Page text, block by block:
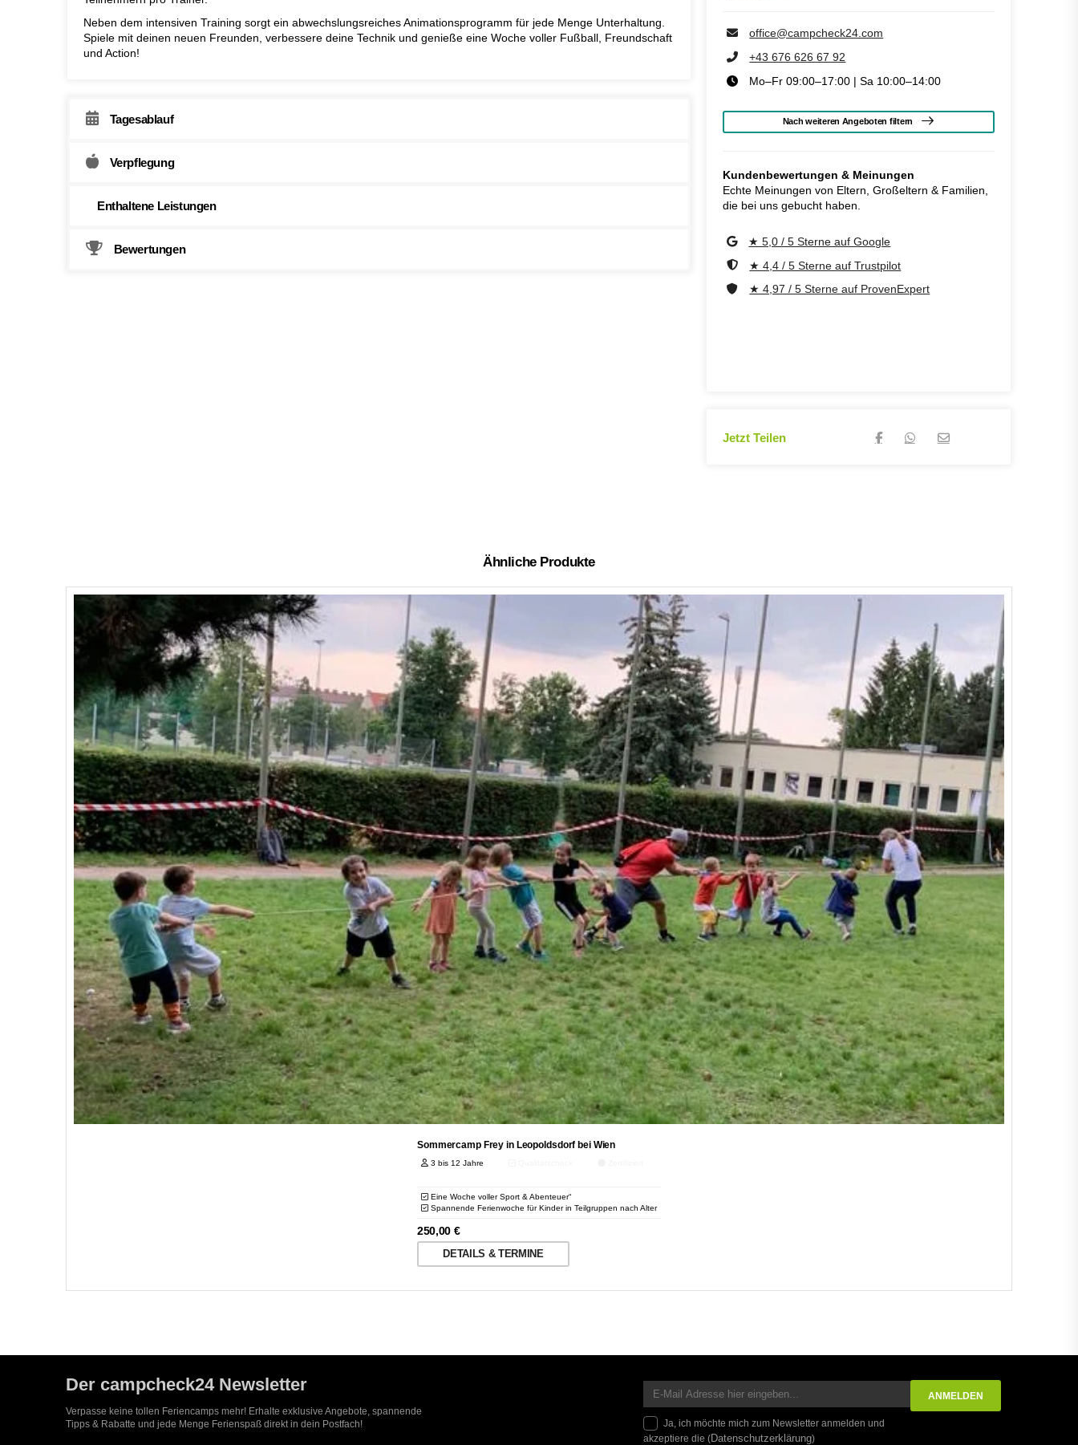
Neben dem intensiven Training sorgt ein abwechslungsreiches Animationsprogramm für jede Menge Unterhaltung.
Spiele mit deinen neuen Freunden, verbessere deine Technik und genieße eine Woche voller Fußball, Freundschaft
und Action!
Tagesablauf
Verpflegung
Enthaltene Leistungen
Bewertungen
office@campcheck24.com
+43 676 626 67 92
Mo–Fr 09:00–17:00 | Sa 10:00–14:00
Nach weiteren Angeboten filtern
Kundenbewertungen & Meinungen
Echte Meinungen von Eltern, Großeltern & Familien,
die bei uns gebucht haben.
★ 5,0 / 5 Sterne auf Google
★ 4,4 / 5 Sterne auf Trustpilot
★ 4,97 / 5 Sterne auf ProvenExpert
Jetzt Teilen
Ähnliche Produkte
Sommercamp Frey in Leopoldsdorf bei Wien
3 bis 12 Jahre
Eine Woche voller Sport & Abenteuer“
Spannende Ferienwoche für Kinder in Teilgruppen nach Alter
250,00 €
DETAILS & TERMINE
Der campcheck24 Newsletter
Verpasse keine tollen Feriencamps mehr! Erhalte exklusive Angebote, spannende
Tipps & Rabatte und jede Menge Ferienspaß direkt in dein Postfach!
Ja, ich möchte mich zum Newsletter anmelden und
akzeptiere die (Datenschutzerklärung)